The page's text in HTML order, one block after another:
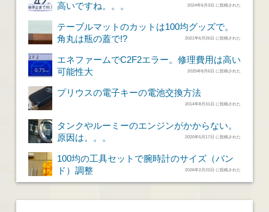
高いですね。。。
2024年6月3日 に投稿された
テーブルマットのカットは100均グッズで。
角丸は瓶の蓋で!?
2021年6月26日 に投稿された
エネファームでC2F2エラー。修理費用は高い
可能性大
2025年8月6日 に投稿された
プリウスの電子キーの電池交換方法
2014年8月31日 に投稿された
タンクやルーミーのエンジンがかからない。
原因は。。。
2020年5月17日 に投稿された
100均の工具セットで腕時計のサイズ（バン
ド）調整
2026年2月22日 に投稿された